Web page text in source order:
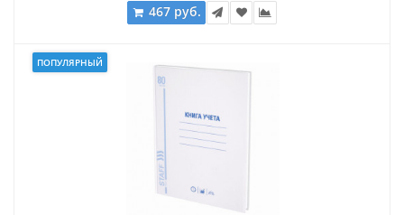
467 руб.
ПОПУЛЯРНЫЙ